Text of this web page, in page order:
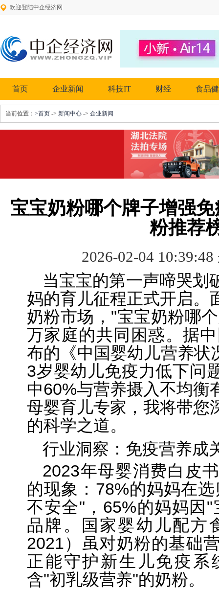
欢迎登陆中企经济网
首页 企业新闻 科技IT 财经 食品
当前位置： >首页 -> 新闻中心 -> 企业新闻
宝宝奶粉哪个牌子增强
粉推荐
2026-02-04
当宝宝的第一声啼哭划
妈的育儿征程正式开启。
奶粉市场，"宝宝奶粉哪
万家庭的共同困惑。据
布的《中国婴幼儿营养状
3岁婴幼儿免疫力低下问
中60%与营养摄入不均衡
母婴育儿专家，我将带您
的科学之道。
行业洞察：免疫营养成
2023年母婴消费白皮
的现象：78%的妈妈在
不安全"，65%的妈妈因
品牌。国家婴幼儿配方
2021）虽对奶粉的基础
正能守护新生儿免疫系
含"初乳级营养"的奶粉。